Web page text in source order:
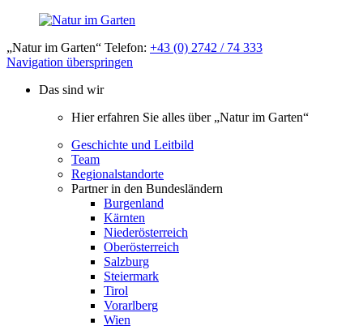
„Natur im Garten“ Telefon: +43 (0) 2742 / 74 333
Navigation überspringen
Das sind wir
Hier erfahren Sie alles über „Natur im Garten“
Geschichte und Leitbild
Team
Regionalstandorte
Partner in den Bundesländern
Burgenland
Kärnten
Niederösterreich
Oberösterreich
Salzburg
Steiermark
Tirol
Vorarlberg
Wien